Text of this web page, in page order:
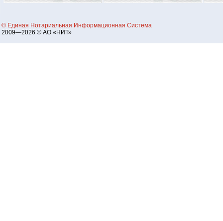
© Единая Нотариальная Информационная Система
2009—2026 © АО «НИТ»